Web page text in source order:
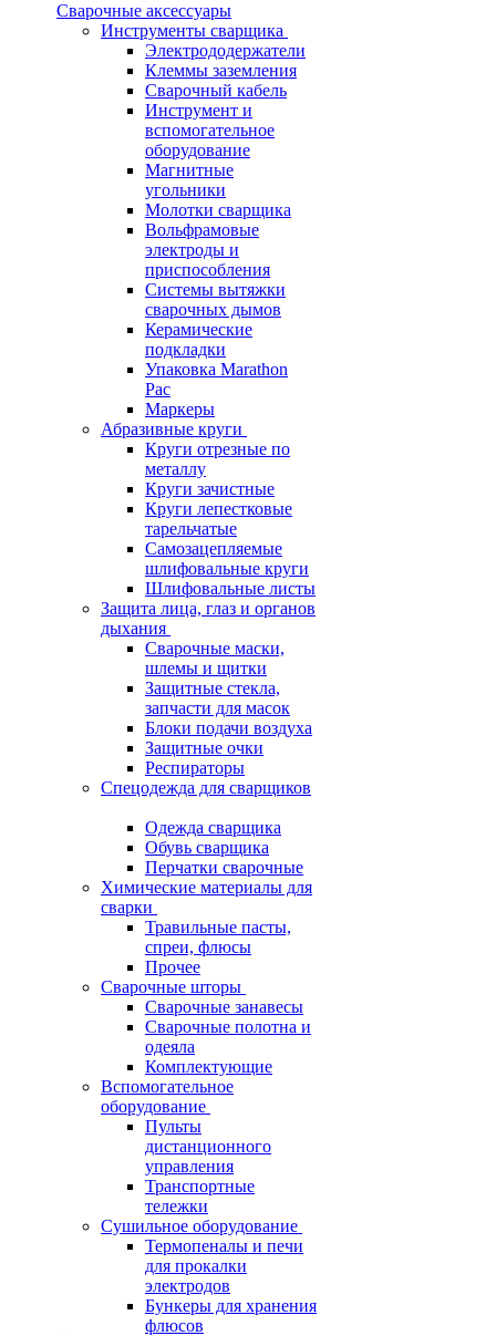
Сварочные аксессуары
Инструменты сварщика
Электрододержатели
Клеммы заземления
Сварочный кабель
Инструмент и
вспомогательное
оборудование
Магнитные
угольники
Молотки сварщика
Вольфрамовые
электроды и
приспособления
Системы вытяжки
сварочных дымов
Керамические
подкладки
Упаковка Marathon
Pac
Маркеры
Абразивные круги
Круги отрезные по
металлу
Круги зачистные
Круги лепестковые
тарельчатые
Самозацепляемые
шлифовальные круги
Шлифовальные листы
Защита лица, глаз и органов
дыхания
Сварочные маски,
шлемы и щитки
Защитные стекла,
запчасти для масок
Блоки подачи воздуха
Защитные очки
Респираторы
Спецодежда для сварщиков
Одежда сварщика
Обувь сварщика
Перчатки сварочные
Химические материалы для
сварки
Травильные пасты,
спреи, флюсы
Прочее
Сварочные шторы
Сварочные занавесы
Сварочные полотна и
одеяла
Комплектующие
Вспомогательное
оборудование
Пульты
дистанционного
управления
Транспортные
тележки
Сушильное оборудование
Термопеналы и печи
для прокалки
электродов
Бункеры для хранения
флюсов